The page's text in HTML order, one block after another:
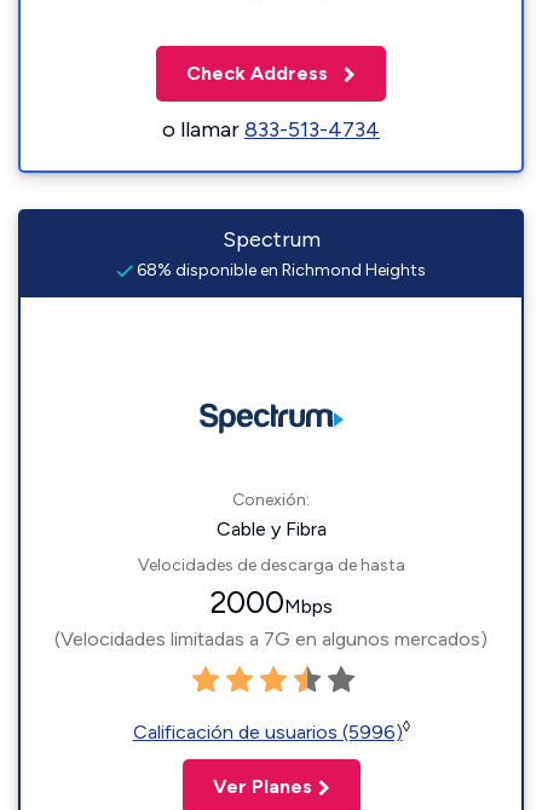
Check Address
o llamar833-513-4734
Spectrum
68% disponible en Richmond Heights
Conexión:
Cable y Fibra
Velocidades de descarga de hasta
2000Mbps
(Velocidades limitadas a 7G en algunos mercados)
Calificación de usuarios (5996)◊
Ver Planes